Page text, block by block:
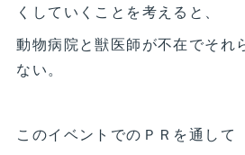
くしていくことを考えると、
動物病院と獣医師が不在でそれ
ない。
このイベントでのＰＲを通して